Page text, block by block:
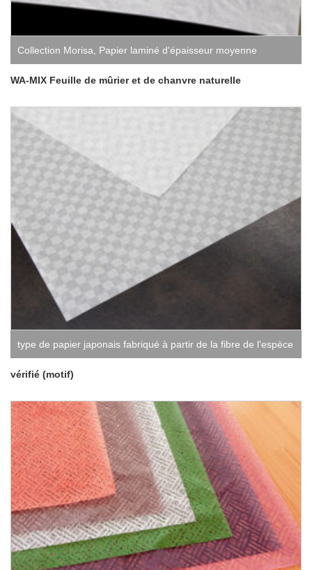
Collection Morisa, Papier laminé d'épaisseur moyenne
WA-MIX Feuille de mûrier et de chanvre naturelle
type de papier japonais fabriqué à partir de la fibre de l'espèce
végétale Rakusi Washi
vérifié (motif)